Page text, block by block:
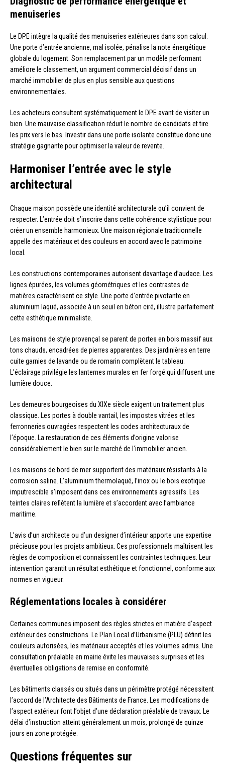
menuiseries
Le DPE intègre la qualité des menuiseries extérieures dans son calcul.
Une porte d’entrée ancienne, mal isolée, pénalise la note énergétique
globale du logement. Son remplacement par un modèle performant
améliore le classement, un argument commercial décisif dans un
marché immobilier de plus en plus sensible aux questions
environnementales.
Les acheteurs consultent systématiquement le DPE avant de visiter un
bien. Une mauvaise classification réduit le nombre de candidats et tire
les prix vers le bas. Investir dans une porte isolante constitue donc une
stratégie gagnante pour optimiser la valeur de revente.
Harmoniser l’entrée avec le style
architectural
Chaque maison possède une identité architecturale qu’il convient de
respecter. L’entrée doit s’inscrire dans cette cohérence stylistique pour
créer un ensemble harmonieux. Une maison régionale traditionnelle
appelle des matériaux et des couleurs en accord avec le patrimoine
local.
Les constructions contemporaines autorisent davantage d’audace. Les
lignes épurées, les volumes géométriques et les contrastes de
matières caractérisent ce style. Une porte d’entrée pivotante en
aluminium laqué, associée à un seuil en béton ciré, illustre parfaitement
cette esthétique minimaliste.
Les maisons de style provençal se parent de portes en bois massif aux
tons chauds, encadrées de pierres apparentes. Des jardinières en terre
cuite garnies de lavande ou de romarin complètent le tableau.
L’éclairage privilégie les lanternes murales en fer forgé qui diffusent une
lumière douce.
Les demeures bourgeoises du XIXe siècle exigent un traitement plus
classique. Les portes à double vantail, les impostes vitrées et les
ferronneries ouvragées respectent les codes architecturaux de
l’époque. La restauration de ces éléments d’origine valorise
considérablement le bien sur le marché de l’immobilier ancien.
Les maisons de bord de mer supportent des matériaux résistants à la
corrosion saline. L’aluminium thermolaqué, l’inox ou le bois exotique
imputrescible s’imposent dans ces environnements agressifs. Les
teintes claires reflètent la lumière et s’accordent avec l’ambiance
maritime.
L’avis d’un architecte ou d’un designer d’intérieur apporte une expertise
précieuse pour les projets ambitieux. Ces professionnels maîtrisent les
règles de composition et connaissent les contraintes techniques. Leur
intervention garantit un résultat esthétique et fonctionnel, conforme aux
normes en vigueur.
Réglementations locales à considérer
Certaines communes imposent des règles strictes en matière d’aspect
extérieur des constructions. Le Plan Local d’Urbanisme (PLU) définit les
couleurs autorisées, les matériaux acceptés et les volumes admis. Une
consultation préalable en mairie évite les mauvaises surprises et les
éventuelles obligations de remise en conformité.
Les bâtiments classés ou situés dans un périmètre protégé nécessitent
l’accord de l’Architecte des Bâtiments de France. Les modifications de
l’aspect extérieur font l’objet d’une déclaration préalable de travaux. Le
délai d’instruction atteint généralement un mois, prolongé de quinze
jours en zone protégée.
Questions fréquentes sur